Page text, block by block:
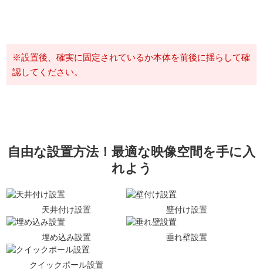
※設置後、確実に固定されているか本体を前後に揺らして確
認してください。
自由な設置方法！最適な映像空間を手に入
れよう
天井付け設置 壁付け設置
埋め込み設置 垂れ壁設置
クイックポール設置